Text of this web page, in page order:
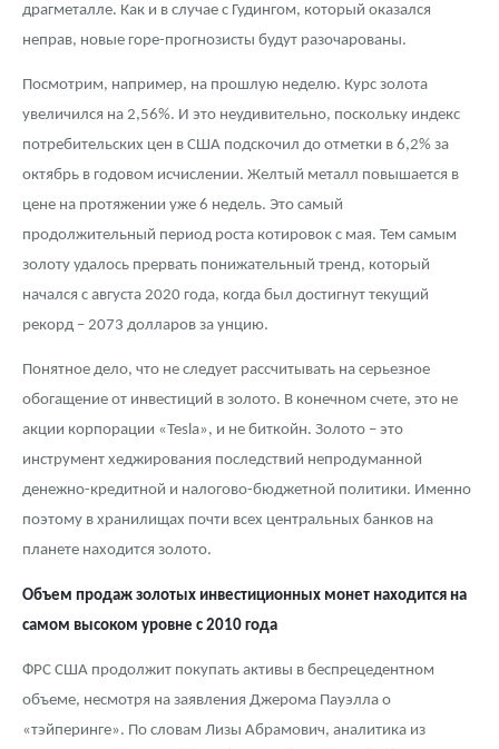
драгметалле. Как и в случае с Гудингом, который оказался
неправ, новые горе-прогнозисты будут разочарованы.
Посмотрим, например, на прошлую неделю. Курс золота
увеличился на 2,56%. И это неудивительно, поскольку индекс
потребительских цен в США подскочил до отметки в 6,2% за
октябрь в годовом исчислении. Желтый металл повышается в
цене на протяжении уже 6 недель. Это самый
продолжительный период роста котировок с мая. Тем самым
золоту удалось прервать понижательный тренд, который
начался с августа 2020 года, когда был достигнут текущий
рекорд – 2073 долларов за унцию.
Понятное дело, что не следует рассчитывать на серьезное
обогащение от инвестиций в золото. В конечном счете, это не
акции корпорации «Tesla», и не биткойн. Золото – это
инструмент хеджирования последствий непродуманной
денежно-кредитной и налогово-бюджетной политики. Именно
поэтому в хранилищах почти всех центральных банков на
планете находится золото.
Объем продаж золотых инвестиционных монет находится на
самом высоком уровне с 2010 года
ФРС США продолжит покупать активы в беспрецедентном
объеме, несмотря на заявления Джерома Пауэлла о
«тэйперинге». По словам Лизы Абрамович, аналитика из